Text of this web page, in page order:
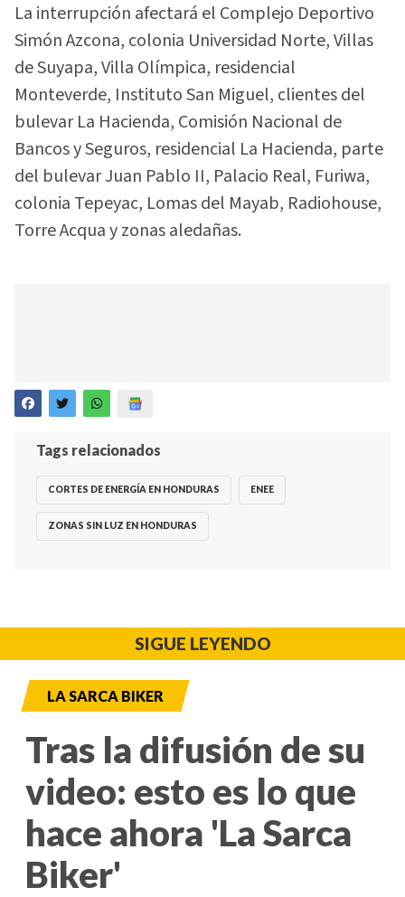
La interrupción afectará el Complejo Deportivo
Simón Azcona, colonia Universidad Norte, Villas
de Suyapa, Villa Olímpica, residencial
Monteverde, Instituto San Miguel, clientes del
bulevar La Hacienda, Comisión Nacional de
Bancos y Seguros, residencial La Hacienda, parte
del bulevar Juan Pablo II, Palacio Real, Furiwa,
colonia Tepeyac, Lomas del Mayab, Radiohouse,
Torre Acqua y zonas aledañas.
Tags relacionados
CORTES DE ENERGÍA EN HONDURAS ENEE
ZONAS SIN LUZ EN HONDURAS
SIGUE LEYENDO
LA SARCA BIKER
Tras la difusión de su
video: esto es lo que
hace ahora 'La Sarca
Biker'